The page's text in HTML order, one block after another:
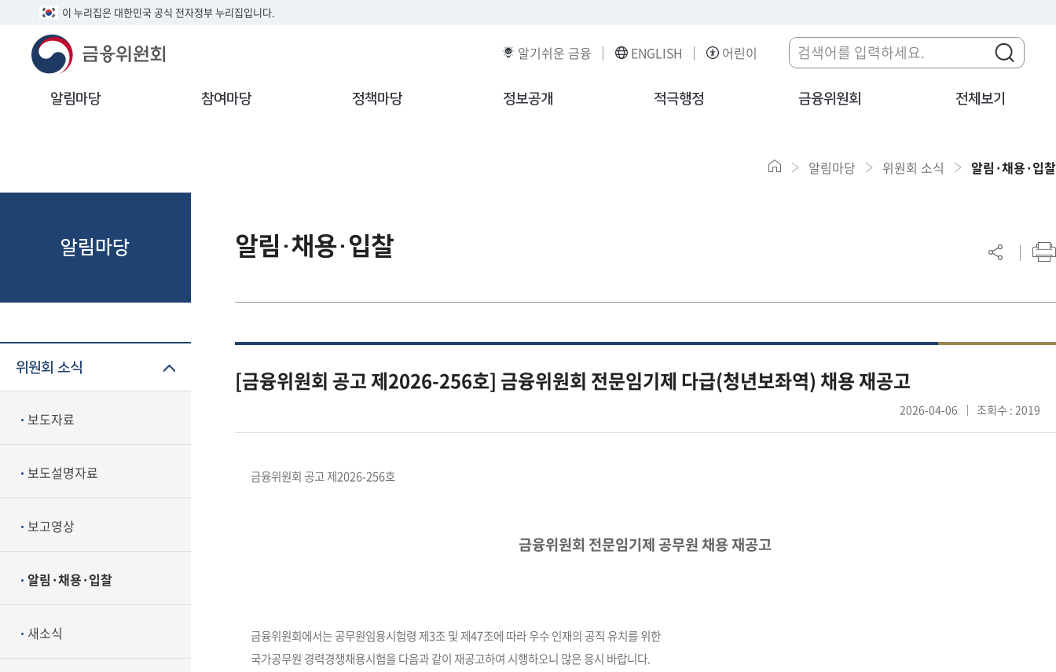
이 누리집은 대한민국 공식 전자정부 누리집입니다.
알기쉬운 금융 ENGLISH 어린이
알림마당 참여마당 정책마당 정보공개 적극행정 금융위원회 전체보기
알림마당
위원회 소식
보도자료
보도설명자료
보고영상
알림·채용·입찰
새소식
알림마당 위원회 소식 알림·채용·입찰
알림·채용·입찰
[금융위원회 공고 제2026-256호] 금융위원회 전문임기제 다급(청년보좌역) 채용 재공고
2026-04-06 조회수 : 2019
금융위원회 공고 제2026-256호
금융위원회 전문임기제 공무원 채용 재공고
금융위원회에서는 공무원임용시험령 제3조 및 제47조에 따라 우수 인재의 공직 유치를 위한
국가공무원 경력경쟁채용시험을 다음과 같이 재공고하여 시행하오니 많은 응시 바랍니다.